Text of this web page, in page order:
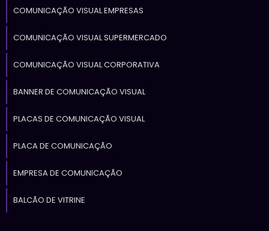
COMUNICAÇÃO VISUAL EMPRESAS
COMUNICAÇÃO VISUAL SUPERMERCADO
COMUNICAÇÃO VISUAL CORPORATIVA
BANNER DE COMUNICAÇÃO VISUAL
PLACAS DE COMUNICAÇÃO VISUAL
PLACA DE COMUNICAÇÃO
EMPRESA DE COMUNICAÇÃO
BALCÃO DE VITRINE